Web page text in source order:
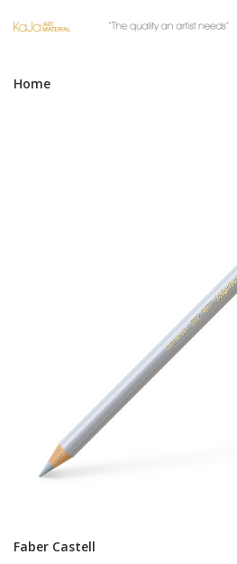
Home
Faber Castell